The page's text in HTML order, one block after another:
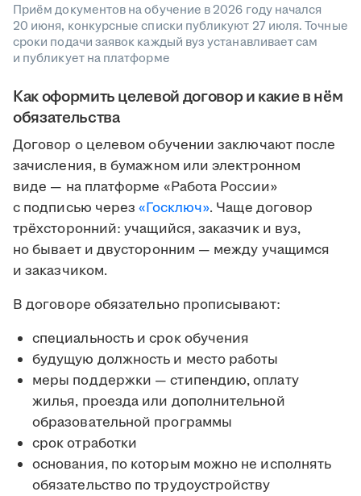
Приём документов на обучение в 2026 году начался
20 июня, конкурсные списки публикуют 27 июля. Точные
сроки подачи заявок каждый вуз устанавливает сам
и публикует на платформе
Как оформить целевой договор и какие в нём
обязательства
Договор о целевом обучении заключают после
зачисления, в бумажном или электронном
виде — на платформе «Работа России»
с подписью через«Госключ». Чаще договор
трёхсторонний: учащийся, заказчик и вуз,
но бывает и двусторонним — между учащимся
и заказчиком.
В договоре обязательно прописывают:
специальность и срок обучения
будущую должность и место работы
меры поддержки — стипендию, оплату
жилья, проезда или дополнительной
образовательной программы
срок отработки
основания, по которым можно не исполнять
обязательство по трудоустройству